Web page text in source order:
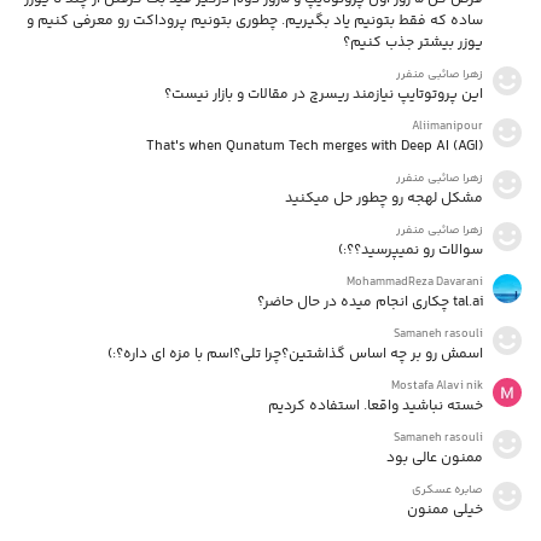
ساده که فقط بتونیم یاد بگیریم. چطوری بتونیم پروداکت رو معرفی کنیم و
یوزر بیشتر جذب کنیم؟
زهرا صائبی منفرر
این پروتوتایپ نیازمند ریسرچ در مقالات و بازار نیست؟
Aliimanipour
That's when Qunatum Tech merges with Deep AI (AGI)
زهرا صائبی منفرر
مشکل لهجه رو چطور حل میکنید
زهرا صائبی منفرر
سوالات رو نمیپرسید؟؟:)
MohammadReza Davarani
tal.ai چکاری انجام میده در حال حاضر؟
Samaneh rasouli
اسمش رو بر چه اساس گذاشتین؟چرا تلی؟اسم با مزه ای داره؟:)
Mostafa Alavi nik
خسته نباشید واقعا. استفاده کردیم
Samaneh rasouli
ممنون عالی بود
صابره عسکری
خیلی ممنون